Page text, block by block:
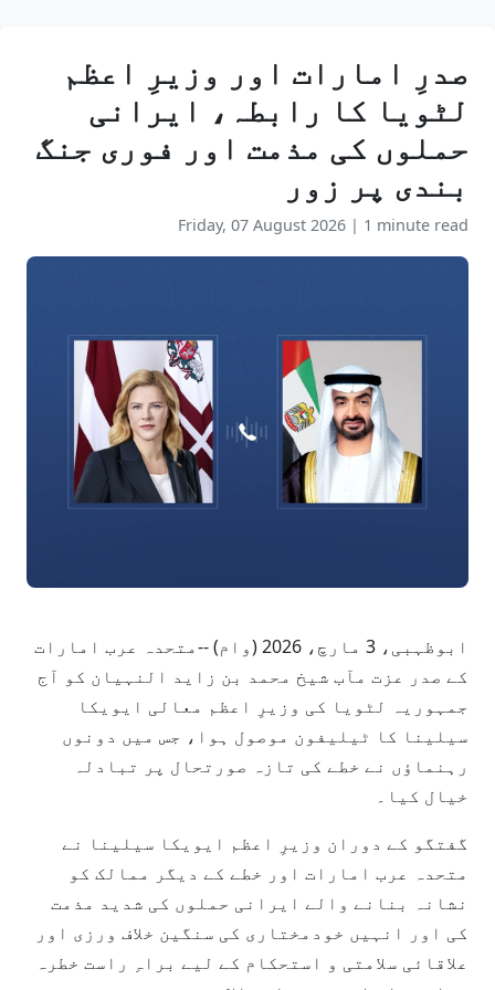
صدرِ امارات اور وزیرِ اعظم
لٹویا کا رابطہ، ایرانی
حملوں کی مذمت اور فوری جنگ
بندی پر زور
Friday, 07 August 2026 | 1 minute read
ابوظہبی، 3 مارچ، 2026 (وام) --متحدہ عرب امارات
کے صدر عزت مآب شیخ محمد بن زاید النہیان کو آج
جمہوریہ لٹویا کی وزیرِ اعظم معالی ایویکا
سیلینا کا ٹیلیفون موصول ہوا، جس میں دونوں
رہنماؤں نے خطے کی تازہ صورتحال پر تبادلہ
خیال کیا۔
گفتگو کے دوران وزیرِ اعظم ایویکا سیلینا نے
متحدہ عرب امارات اور خطے کے دیگر ممالک کو
نشانہ بنانے والے ایرانی حملوں کی شدید مذمت
کی اور انہیں خودمختاری کی سنگین خلاف ورزی اور
علاقائی سلامتی و استحکام کے لیے براہِ راست خطرہ